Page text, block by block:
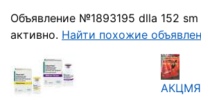
Объявление №1893195 dlla 152
активно. Найти похожие